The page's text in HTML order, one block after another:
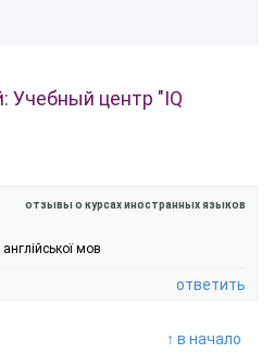
Учебный центр "IQ
отзывы о курсах иностранных языков
мов
ответить
↑ в начало